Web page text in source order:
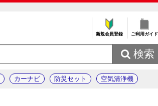
新規会員登録 ご利用ガイド
 検索
カーナビ 防災セット 空気清浄機